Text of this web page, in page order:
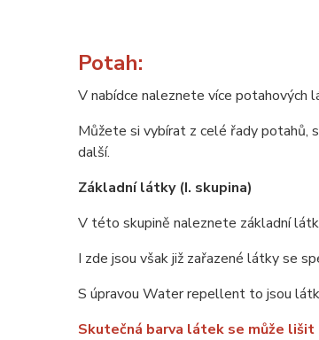
Potah:
V nabídce naleznete více
Můžete si vybírat z celé řady potahů,
další.
Základní látky (I. skupina)
V této skupině naleznete základní
I zde jsou však již zařazené látky se
S úpravou Water repellent to jsou
Skutečná barva látek se může lišit